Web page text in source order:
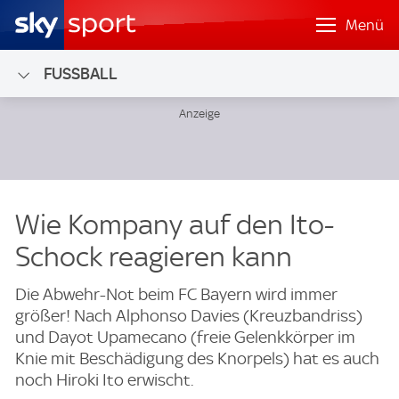
Menü
FUSSBALL
Wie Kompany auf den Ito-
Schock reagieren kann
Die Abwehr-Not beim FC Bayern wird immer
größer! Nach Alphonso Davies (Kreuzbandriss)
und Dayot Upamecano (freie Gelenkkörper im
Knie mit Beschädigung des Knorpels) hat es auch
noch Hiroki Ito erwischt.